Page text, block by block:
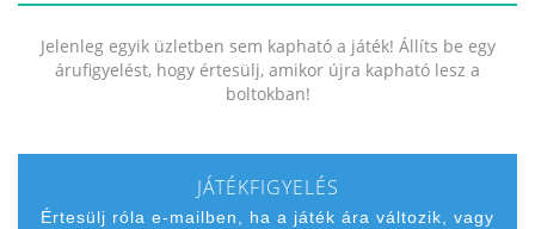
Jelenleg egyik üzletben sem kapható a játék! Állíts be egy
árufigyelést, hogy értesülj, amikor újra kapható lesz a
boltokban!
JÁTÉKFIGYELÉS
Értesülj róla e-mailben, ha a játék ára változik, vagy